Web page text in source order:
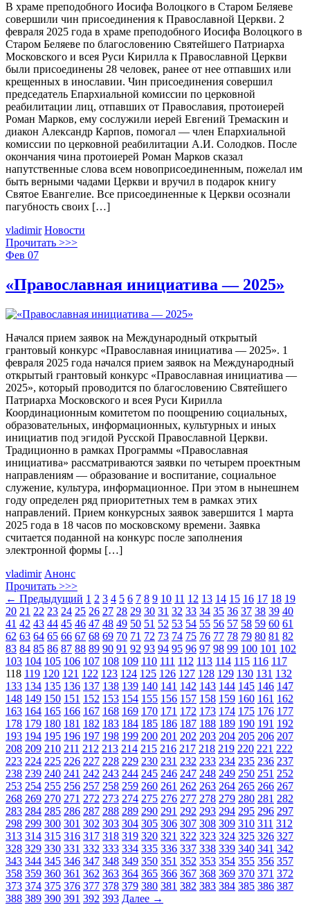
В храме преподобного Иосифа Волоцкого в Старом Беляеве
совершили чин присоединения к Православной Церкви. 2
февраля 2025 года в храме преподобного Иосифа Волоцкого в
Старом Беляеве по благословению Святейшего Патриарха
Московского и всея Руси Кирилла к Православной Церкви
были присоединены 28 человек, ранее от нее отпавших или
крещенных в инославии. Чин присоединения совершил
председатель Епархиальной комиссии по церковной
реабилитации лиц, отпавших от Православия, протоиерей
Роман Марков, ему сослужили иерей Евгений Тремаскин и
диакон Александр Карпов, помогал — член Епархиальной
комиссии по церковной реабилитации А.И. Солодков. После
окончания чина протоиерей Роман Марков сказал
напутственные слова всем новоприсоединенным, пожелал им
быть верными чадами Церкви и вручил в подарок книгу
Святое Евангелие. Все присоединенные к Церкви осознали
пагубность своих […]
vladimir Новости
Прочитать >>>
Фев 07
«Православная инициатива — 2025»
Начался прием заявок на Международный открытый
грантовый конкурс «Православная инициатива — 2025». 1
февраля 2025 года начался прием заявок на Международный
открытый грантовый конкурс «Православная инициатива —
2025», который проводится по благословению Святейшего
Патриарха Московского и всея Руси Кирилла
Координационным комитетом по поощрению социальных,
образовательных, информационных, культурных и иных
инициатив под эгидой Русской Православной Церкви.
Традиционно в рамках Программы «Православная
инициатива» рассматриваются заявки по четырем проектным
направлениям — образование и воспитание, социальное
служение, культура, информационное. При этом в нынешнем
году определен ряд приоритетных тем в рамках этих
направлений. Прием конкурсных заявок завершится 1 марта
2025 года в 18 часов по московскому времени. Заявка
считается поданной на конкурс после заполнения
электронной формы […]
vladimir Анонс
Прочитать >>>
← Предыдущий 1 2 3 4 5 6 7 8 9 10 11 12 13 14 15 16 17 18 19
20 21 22 23 24 25 26 27 28 29 30 31 32 33 34 35 36 37 38 39 40
41 42 43 44 45 46 47 48 49 50 51 52 53 54 55 56 57 58 59 60 61
62 63 64 65 66 67 68 69 70 71 72 73 74 75 76 77 78 79 80 81 82
83 84 85 86 87 88 89 90 91 92 93 94 95 96 97 98 99 100 101 102
103 104 105 106 107 108 109 110 111 112 113 114 115 116 117
118 119 120 121 122 123 124 125 126 127 128 129 130 131 132
133 134 135 136 137 138 139 140 141 142 143 144 145 146 147
148 149 150 151 152 153 154 155 156 157 158 159 160 161 162
163 164 165 166 167 168 169 170 171 172 173 174 175 176 177
178 179 180 181 182 183 184 185 186 187 188 189 190 191 192
193 194 195 196 197 198 199 200 201 202 203 204 205 206 207
208 209 210 211 212 213 214 215 216 217 218 219 220 221 222
223 224 225 226 227 228 229 230 231 232 233 234 235 236 237
238 239 240 241 242 243 244 245 246 247 248 249 250 251 252
253 254 255 256 257 258 259 260 261 262 263 264 265 266 267
268 269 270 271 272 273 274 275 276 277 278 279 280 281 282
283 284 285 286 287 288 289 290 291 292 293 294 295 296 297
298 299 300 301 302 303 304 305 306 307 308 309 310 311 312
313 314 315 316 317 318 319 320 321 322 323 324 325 326 327
328 329 330 331 332 333 334 335 336 337 338 339 340 341 342
343 344 345 346 347 348 349 350 351 352 353 354 355 356 357
358 359 360 361 362 363 364 365 366 367 368 369 370 371 372
373 374 375 376 377 378 379 380 381 382 383 384 385 386 387
388 389 390 391 392 393 Далее →